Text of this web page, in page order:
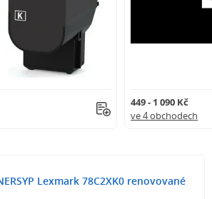
449 - 1 090 Kč
ve 4 obchodech
Lexmark 78C2XK0 renovované